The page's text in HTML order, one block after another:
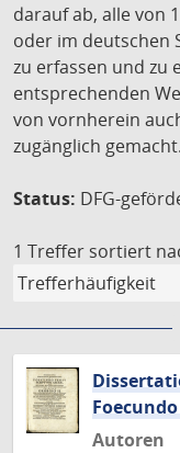
darauf ab, alle von
oder im deutschen
zu erfassen und zu
entsprechenden
von vornherein
zugänglich gemacht.
Status: DFG-
1 Treffer sortiert
Autoren